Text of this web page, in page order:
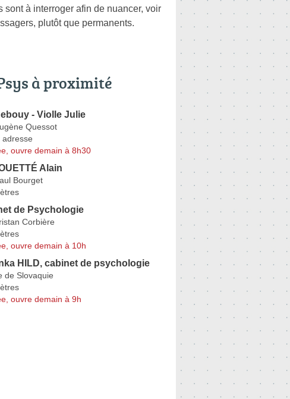
sont à interroger afin de nuancer, voir
plutôt que permanents.
à proximité
- Violle Julie
Quessot
adresse
ouvre demain à 8h30
Alain
Bourget
de Psychologie
Corbière
ouvre demain à 10h
HILD, cabinet de psychologie
de Slovaquie
ouvre demain à 9h